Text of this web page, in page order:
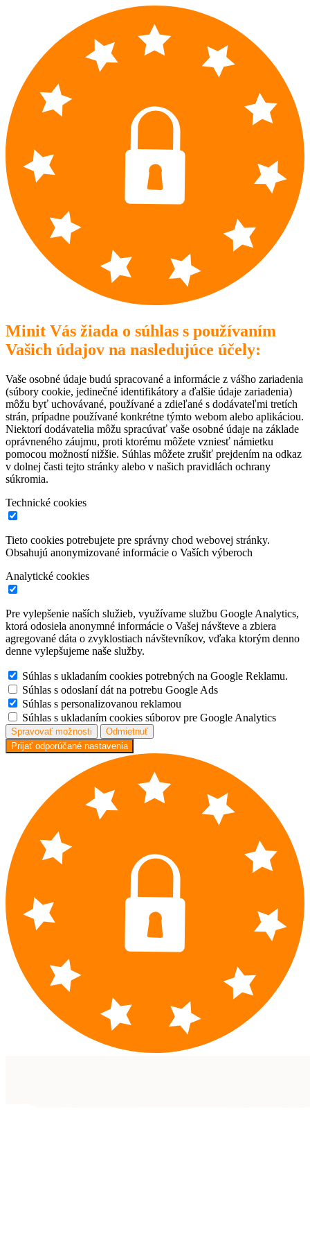
Minit Vás žiada o súhlas s používaním
Vašich údajov na nasledujúce účely:
Vaše osobné údaje budú spracované a informácie z vášho zariadenia
(súbory cookie, jedinečné identifikátory a ďalšie údaje zariadenia)
môžu byť uchovávané, používané a zdieľané s dodávateľmi tretích
strán, prípadne používané konkrétne týmto webom alebo aplikáciou.
Niektorí dodávatelia môžu spracúvať vaše osobné údaje na základe
oprávneného záujmu, proti ktorému môžete vzniesť námietku
pomocou možností nižšie. Súhlas môžete zrušiť prejdením na odkaz
v dolnej časti tejto stránky alebo v našich pravidlách ochrany
súkromia.
Technické cookies
Tieto cookies potrebujete pre správny chod webovej stránky.
Obsahujú anonymizované informácie o Vaších výberoch
Analytické cookies
Pre vylepšenie naších služieb, využívame službu Google Analytics,
ktorá odosiela anonymné informácie o Vašej návšteve a zbiera
agregované dáta o zvyklostiach návštevníkov, vďaka ktorým denno
denne vylepšujeme naše služby.
Súhlas s ukladaním cookies potrebných na Google Reklamu.
Súhlas s odoslaní dát na potrebu Google Ads
Súhlas s personalizovanou reklamou
Súhlas s ukladaním cookies súborov pre Google Analytics
Spravovať možnosti
Odmietnuť
Prijať odporúčané nastavenia